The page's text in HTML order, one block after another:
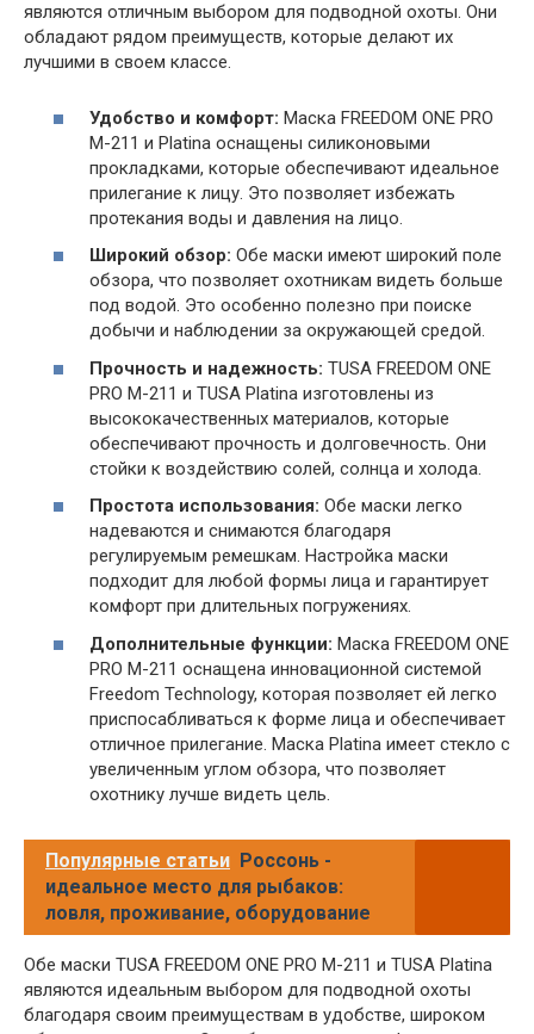
являются отличным выбором для подводной охоты. Они
обладают рядом преимуществ, которые делают их
лучшими в своем классе.
Удобство и комфорт: Маска FREEDOM ONE PRO
M-211 и Platina оснащены силиконовыми
прокладками, которые обеспечивают идеальное
прилегание к лицу. Это позволяет избежать
протекания воды и давления на лицо.
Широкий обзор: Обе маски имеют широкий поле
обзора, что позволяет охотникам видеть больше
под водой. Это особенно полезно при поиске
добычи и наблюдении за окружающей средой.
Прочность и надежность: TUSA FREEDOM ONE
PRO M-211 и TUSA Platina изготовлены из
высококачественных материалов, которые
обеспечивают прочность и долговечность. Они
стойки к воздействию солей, солнца и холода.
Простота использования: Обе маски легко
надеваются и снимаются благодаря
регулируемым ремешкам. Настройка маски
подходит для любой формы лица и гарантирует
комфорт при длительных погружениях.
Дополнительные функции: Маска FREEDOM ONE
PRO M-211 оснащена инновационной системой
Freedom Technology, которая позволяет ей легко
приспосабливаться к форме лица и обеспечивает
отличное прилегание. Маска Platina имеет стекло с
увеличенным углом обзора, что позволяет
охотнику лучше видеть цель.
Популярные статьи Россонь -
идеальное место для рыбаков:
ловля, проживание, оборудование
Обе маски TUSA FREEDOM ONE PRO M-211 и TUSA Platina
являются идеальным выбором для подводной охоты
благодаря своим преимуществам в удобстве, широком